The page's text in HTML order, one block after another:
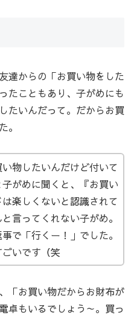
達からの「お買い物をした
たこともあり、子がめにも
たいんだって。だからお買
。
物したいんだけど付いて
がめに聞くと、『お買い
楽しくないと認識されて
言ってくれない子がめ。
で「行くー！」でした。
いです（笑
「お買い物だからお財布が
卓もいるでしょう～。買っ